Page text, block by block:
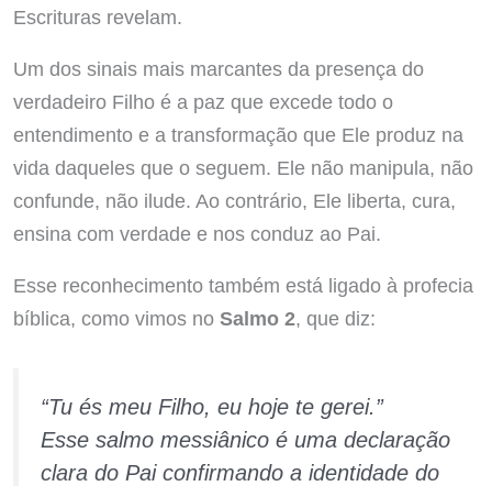
Escrituras revelam.
Um dos sinais mais marcantes da presença do
verdadeiro Filho é a paz que excede todo o
entendimento e a transformação que Ele produz na
vida daqueles que o seguem. Ele não manipula, não
confunde, não ilude. Ao contrário, Ele liberta, cura,
ensina com verdade e nos conduz ao Pai.
Esse reconhecimento também está ligado à profecia
bíblica, como vimos no Salmo 2, que diz:
“Tu és meu Filho, eu hoje te gerei.”
Esse salmo messiânico é uma declaração
clara do Pai confirmando a identidade do